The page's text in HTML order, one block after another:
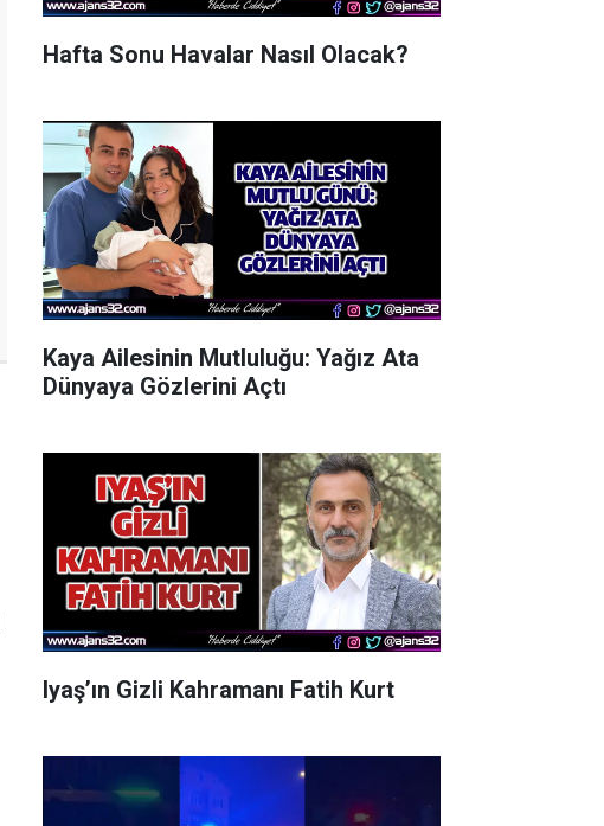
Hafta Sonu Havalar Nasıl Olacak?
Kaya Ailesinin Mutluluğu: Yağız Ata
Dünyaya Gözlerini Açtı
Iyaş’ın Gizli Kahramanı Fatih Kurt